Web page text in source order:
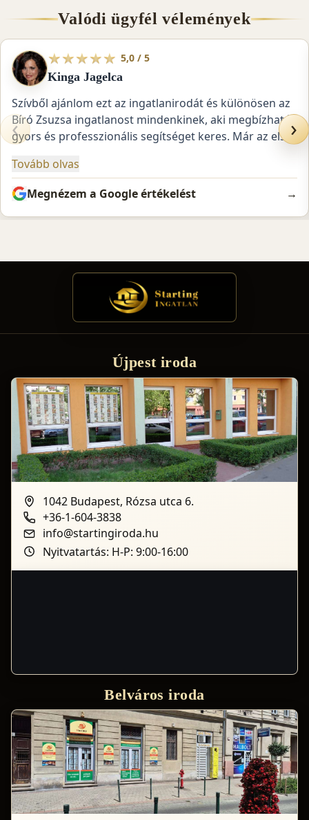
+36 1 604 3838
Valódi ügyfél vélemények
‹
★★★★★ 5,0 / 5
Kinga Jagelca
Szívből ajánlom ezt az ingatlanirodát és különösen az
Bíró Zsuzsa ingatlanost mindenkinek, aki megbízható,
gyors és professzionális segítséget keres. Már az első
igényeimet, és végig úgy éreztem, hogy a legjobb
kezekben van az ingatlanom. Rendkívül rövid idő alatt
sikerült értékesíteniük a 13 kerületi ingatlanomat,
miközben minden lépésről folyamatosan
kifogástalanul lebonyolították, miközben én külföldön
tartózkodtam. Egyetlen pillanatig sem kellett
aggódnom, mert minden dokumentumot, egyeztetést
és hivatalos teendőt precízen, pontosan és
professzionálisan intéztek. Tényleg nyugodtan
hátradőlhettem, hiszen tudtam, hogy minden a lehető
legnagyobb rendben zajlik. Ritkán találkozni ennyire
felkészült, lelkiismeretes és megbízható
szakemberekkel. Hálás vagyok a kiemelkedő
munkájukért, és teljes szívből ajánlom őket
mindenkinek, aki stresszmentesen, biztonságban és a
lehető legjobb eredménnyel szeretné eladni az
ingatlanát. Köszönöm a fantasztikus munkát!
Tovább olvas
Megnézem a Google értékelést
→
›
Újpest iroda
1042 Budapest, Rózsa utca 6.
+36-1-604-3838
info@startingiroda.hu
Nyitvatartás: H-P: 9:00-16:00
Belváros iroda